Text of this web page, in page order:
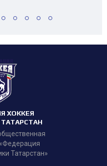
ХОККЕЯ
Татарстан»